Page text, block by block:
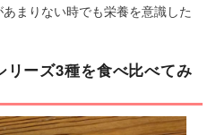
まりない時でも栄養を意識した
リーズ3種を食べ比べてみ